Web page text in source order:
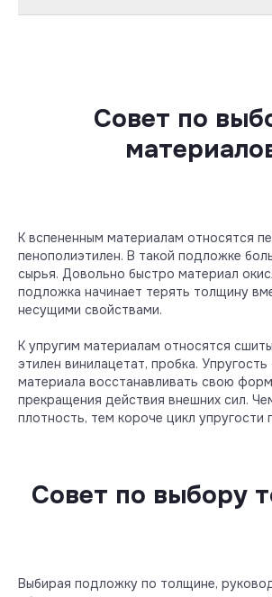
Совет по
К вспененным материалам относятся
пенополиэтилен. В такой подложке
сырья. Довольно быстро материал
подложка начинает терять толщину
несущими свойствами.
К упругим материалам относятся
этилен винилацетат, пробка.
материала восстанавливать свою
прекращения действия внешних сил.
плотность, тем короче цикл упругости
Совет по выбору
Выбирая подложку по толщине,